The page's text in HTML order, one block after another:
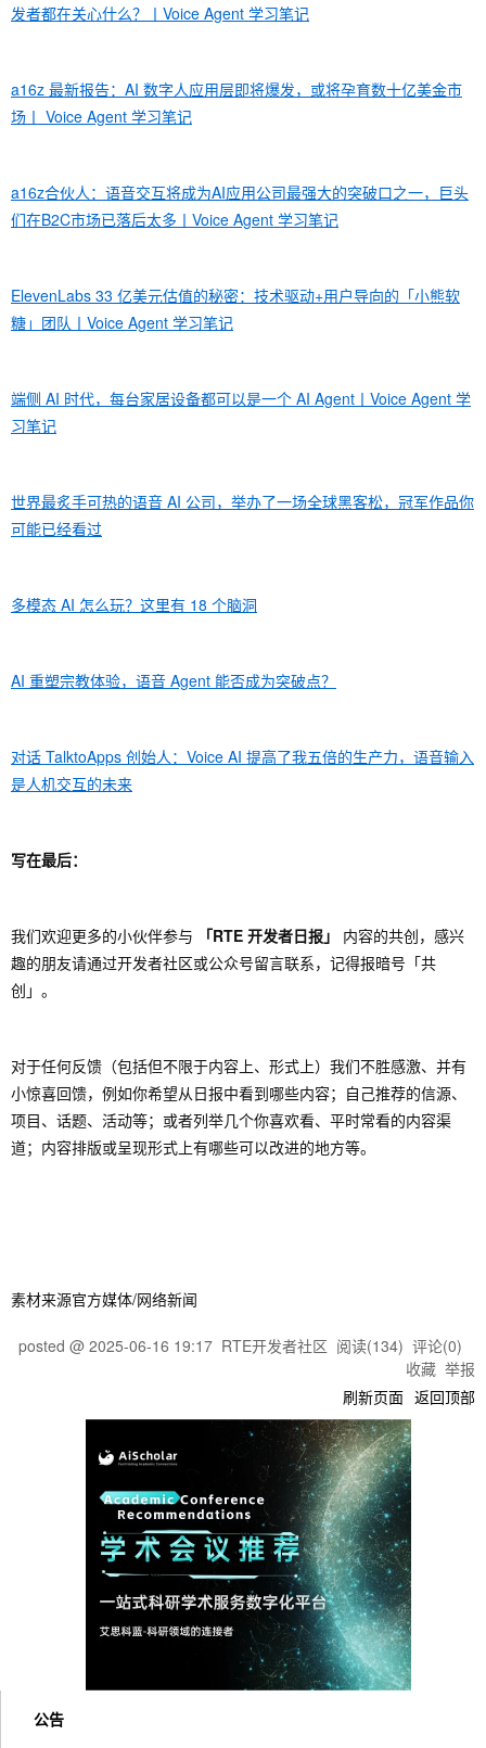
发者都在关心什么？丨Voice Agent 学习笔记
a16z 最新报告：AI 数字人应用层即将爆发，或将孕育数十亿美金市
场丨 Voice Agent 学习笔记
a16z合伙人：语音交互将成为AI应用公司最强大的突破口之一，巨头
们在B2C市场已落后太多丨Voice Agent 学习笔记
ElevenLabs 33 亿美元估值的秘密：技术驱动+用户导向的「小熊软
糖」团队丨Voice Agent 学习笔记
端侧 AI 时代，每台家居设备都可以是一个 AI Agent丨Voice Agent 学
习笔记
世界最炙手可热的语音 AI 公司，举办了一场全球黑客松，冠军作品你
可能已经看过
多模态 AI 怎么玩？这里有 18 个脑洞
AI 重塑宗教体验，语音 Agent 能否成为突破点？
对话 TalktoApps 创始人：Voice AI 提高了我五倍的生产力，语音输入
是人机交互的未来
写在最后：
我们欢迎更多的小伙伴参与 「RTE 开发者日报」
内容的共创，感兴
趣的朋友请通过开发者社区或公众号留言联系，记得报暗号「共
创」。
对于任何反馈（包括但不限于内容上、形式上）我们不胜感激、并有
小惊喜回馈，例如你希望从日报中看到哪些内容；自己推荐的信源、
项目、话题、活动等；或者列举几个你喜欢看、平时常看的内容渠
道；内容排版或呈现形式上有哪些可以改进的地方等。
素材来源官方媒体/网络新闻
posted @ 2025-06-16 19:17 RTE开发者社区 阅读(134) 评论(0)
收藏 举报
刷新页面 返回顶部
公告